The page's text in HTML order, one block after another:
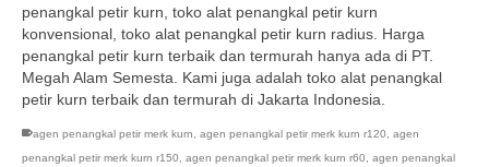
penangkal petir kurn, toko alat penangkal petir kurn
konvensional, toko alat penangkal petir kurn radius. Harga
penangkal petir kurn terbaik dan termurah hanya ada di PT.
Megah Alam Semesta. Kami juga adalah toko alat penangkal
petir kurn terbaik dan termurah di Jakarta Indonesia.
agen penangkal petir merk kurn agen penangkal petir merk kurn r120
agen
penangkal petir merk kurn r150
agen penangkal petir merk kurn r60 agen penangkal